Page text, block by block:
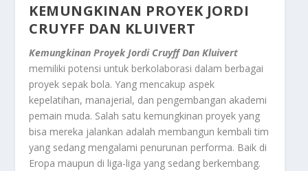
KEMUNGKINAN PROYEK JORDI
CRUYFF DAN KLUIVERT
Kemungkinan Proyek Jordi Cruyff Dan Kluivert
memiliki potensi untuk berkolaborasi dalam berbagai
proyek sepak bola. Yang mencakup aspek
kepelatihan, manajerial, dan pengembangan akademi
pemain muda. Salah satu kemungkinan proyek yang
bisa mereka jalankan adalah membangun kembali tim
yang sedang mengalami penurunan performa. Baik di
Eropa maupun di liga-liga yang sedang berkembang.